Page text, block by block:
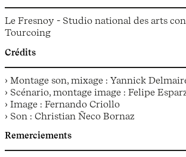
Le Fresnoy - Studio national des arts
Tourcoing
Crédits
› Montage son, mixage : Yannick
› Scénario, montage image : Felipe
› Image : Fernando Criollo
› Son : Christian Ñeco Bornaz
Remerciements